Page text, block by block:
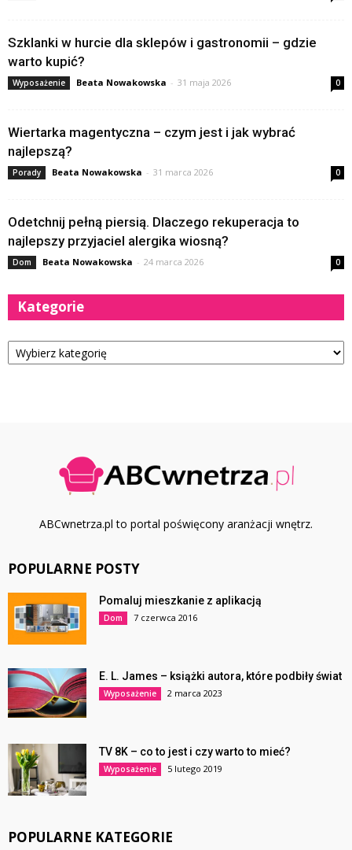
Szklanki w hurcie dla sklepów i gastronomii – gdzie
warto kupić?
Wyposażenie Beata Nowakowska - 31 maja 2026 0
Wiertarka magentyczna – czym jest i jak wybrać
najlepszą?
Porady Beata Nowakowska - 31 marca 2026 0
Odetchnij pełną piersią. Dlaczego rekuperacja to
najlepszy przyjaciel alergika wiosną?
Dom Beata Nowakowska - 24 marca 2026 0
Kategorie
Kategorie
ABCwnetrza.pl to portal poświęcony aranżacji wnętrz.
POPULARNE POSTY
Pomaluj mieszkanie z aplikacją
Dom 7 czerwca 2016
E. L. James – książki autora, które podbiły świat
Wyposażenie 2 marca 2023
TV 8K – co to jest i czy warto to mieć?
Wyposażenie 5 lutego 2019
POPULARNE KATEGORIE